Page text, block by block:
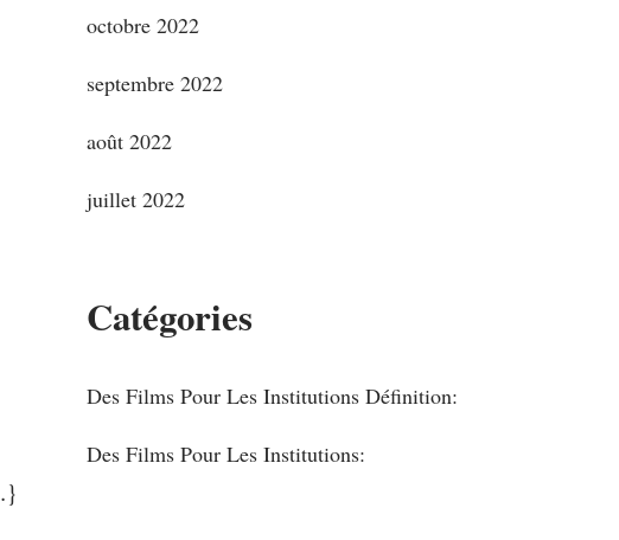
.}
octobre 2022
septembre 2022
août 2022
juillet 2022
Catégories
Des Films Pour Les Institutions Définition:
Des Films Pour Les Institutions: